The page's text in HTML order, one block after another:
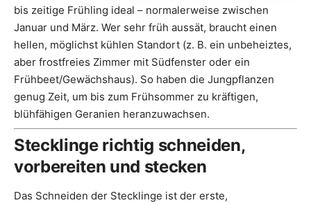
bis zeitige Frühling ideal – normalerweise zwischen
Januar und März. Wer sehr früh aussät, braucht einen
hellen, möglichst kühlen Standort (z. B. ein unbeheiztes,
aber frostfreies Zimmer mit Südfenster oder ein
Frühbeet/Gewächshaus). So haben die Jungpflanzen
genug Zeit, um bis zum Frühsommer zu kräftigen,
blühfähigen Geranien heranzuwachsen.
Stecklinge richtig schneiden,
vorbereiten und stecken
Das Schneiden der Stecklinge ist der erste,